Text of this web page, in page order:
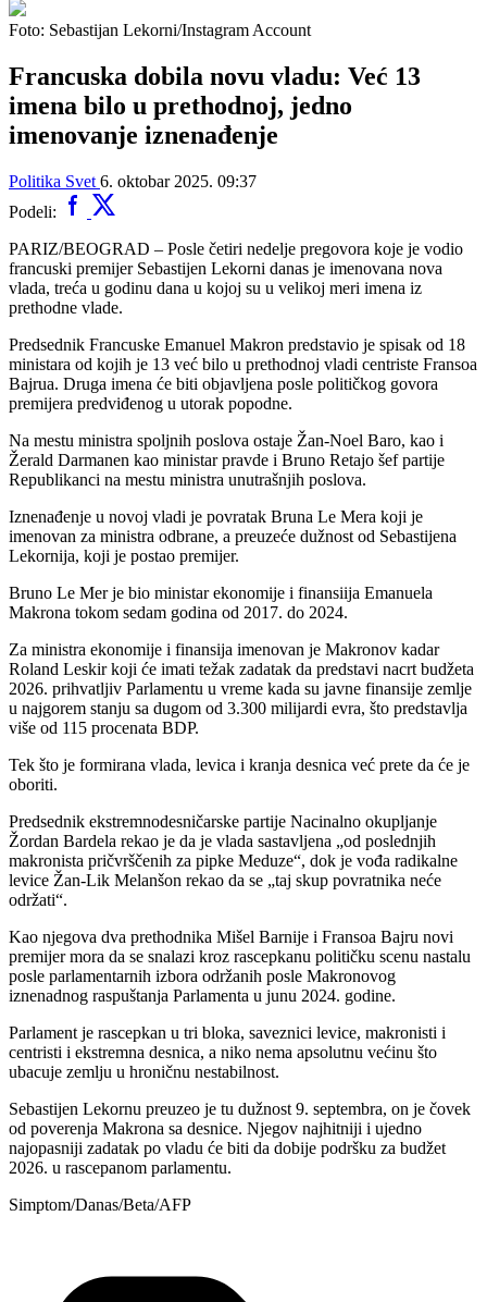
Foto: Sebastijan Lekorni/Instagram Account
Francuska dobila novu vladu: Već 13
imena bilo u prethodnoj, jedno
imenovanje iznenađenje
Politika Svet 6. oktobar 2025. 09:37
Podeli:
PARIZ/BEOGRAD – Posle četiri nedelje pregovora koje je vodio
francuski premijer Sebastijen Lekorni danas je imenovana nova
vlada, treća u godinu dana u kojoj su u velikoj meri imena iz
prethodne vlade.
Predsednik Francuske Emanuel Makron predstavio je spisak od 18
ministara od kojih je 13 već bilo u prethodnoj vladi centriste Fransoa
Bajrua. Druga imena će biti objavljena posle političkog govora
premijera predviđenog u utorak popodne.
Na mestu ministra spoljnih poslova ostaje Žan-Noel Baro, kao i
Žerald Darmanen kao ministar pravde i Bruno Retajo šef partije
Republikanci na mestu ministra unutrašnjih poslova.
Iznenađenje u novoj vladi je povratak Bruna Le Mera koji je
imenovan za ministra odbrane, a preuzeće dužnost od Sebastijena
Lekornija, koji je postao premijer.
Bruno Le Mer je bio ministar ekonomije i finansiija Emanuela
Makrona tokom sedam godina od 2017. do 2024.
Za ministra ekonomije i finansija imenovan je Makronov kadar
Roland Leskir koji će imati težak zadatak da predstavi nacrt budžeta
2026. prihvatljiv Parlamentu u vreme kada su javne finansije zemlje
u najgorem stanju sa dugom od 3.300 milijardi evra, što predstavlja
više od 115 procenata BDP.
Tek što je formirana vlada, levica i kranja desnica već prete da će je
oboriti.
Predsednik ekstremnodesničarske partije Nacinalno okupljanje
Žordan Bardela rekao je da je vlada sastavljena „od poslednjih
makronista pričvrščenih za pipke Meduze“, dok je vođa radikalne
levice Žan-Lik Melanšon rekao da se „taj skup povratnika neće
održati“.
Kao njegova dva prethodnika Mišel Barnije i Fransoa Bajru novi
premijer mora da se snalazi kroz rascepkanu političku scenu nastalu
posle parlamentarnih izbora održanih posle Makronovog
iznenadnog raspuštanja Parlamenta u junu 2024. godine.
Parlament je rascepkan u tri bloka, saveznici levice, makronisti i
centristi i ekstremna desnica, a niko nema apsolutnu većinu što
ubacuje zemlju u hroničnu nestabilnost.
Sebastijen Lekornu preuzeo je tu dužnost 9. septembra, on je čovek
od poverenja Makrona sa desnice. Njegov najhitniji i ujedno
najopasniji zadatak po vladu će biti da dobije podršku za budžet
2026. u rascepanom parlamentu.
Simptom/Danas/Beta/AFP